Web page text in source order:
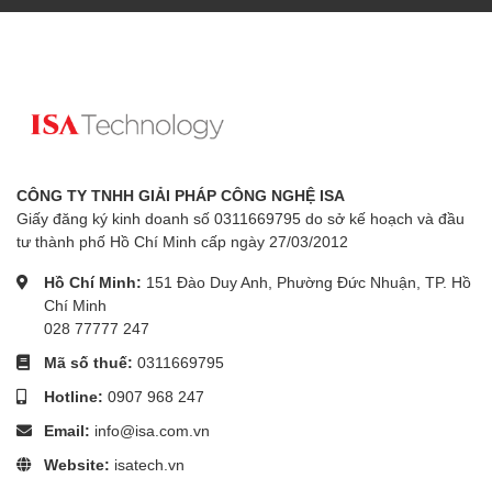
CÔNG TY TNHH GIẢI PHÁP CÔNG NGHỆ ISA
Giấy đăng ký kinh doanh số 0311669795 do sở kế hoạch và đầu
tư thành phố Hồ Chí Minh cấp ngày 27/03/2012
Hồ Chí Minh: 151 Đào Duy Anh, Phường Đức Nhuận, TP. Hồ
Chí Minh
028 77777 247
Mã số thuế: 0311669795
Hotline: 0907 968 247
Email: info@isa.com.vn
Website: isatech.vn